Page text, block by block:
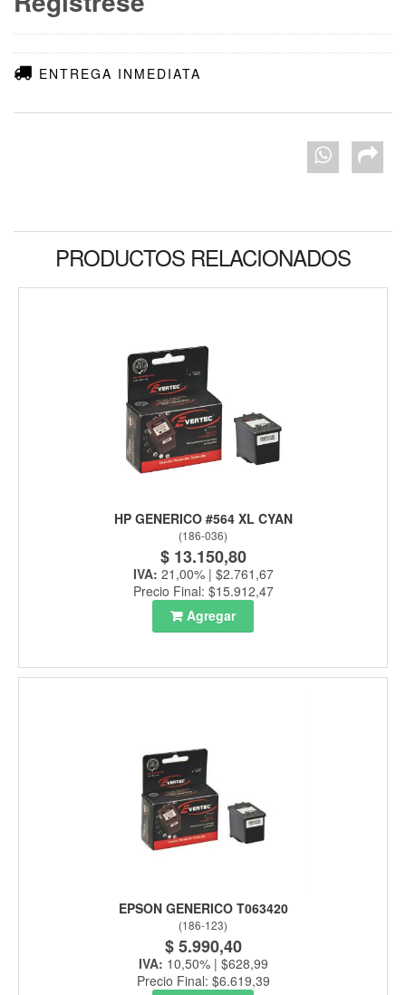
ENTREGA INMEDIATA
PRODUCTOS RELACIONADOS
HP GENERICO #564 XL CYAN
(186-036)
$ 13.150,80
IVA: 21,00% | $2.761,67
Precio Final: $15.912,47
Agregar
EPSON GENERICO T063420
(186-123)
$ 5.990,40
IVA: 10,50% | $628,99
Precio Final: $6.619,39